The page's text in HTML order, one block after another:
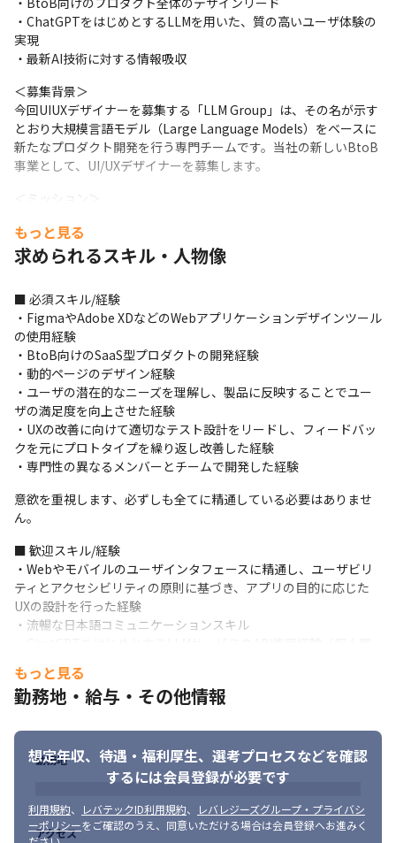
・ChatGPTをはじめとするLLMを用いた、質の高いユーザ体験の
実現
・最新AI技術に対する情報吸収
＜募集背景＞
今回UIUXデザイナーを募集する「LLM Group」は、その名が示す
とおり大規模言語モデル（Large Language Models）をベースに
新たなプロダクト開発を行う専門チームです。当社の新しいBtoB
事業として、UI/UXデザイナーを募集します。
＜ミッション＞
い進化を遂げ、海外のIT企業を中心にビジネスアイデアが実現さ
れています。しかしながら、技術革新の速さもさることながら、
手探りの状態が続いています。国内の多くのエンタープライズ企
業における生成AI技術の活用は限定的な状況です。
HEROZはAI企業として常に新たな技術を習得、研鑽し、また粘り
強くお客様のビジネスに向き合い、新たな価値創造にこだわって
いる会社です。『将棋ウォーズ』のゲームアプリ開発を皮切り
に、ゲームやエンターテインメント、金融、建設といったBtoB領
域において、国内の主要産業をターゲットにAI実装プロジェクト
を成功に導くことがミッションです。
それぞれの強みを活かした業務をお任せします。
もっと見る
求められるスキル・人物像
■ 必須スキル/経験
・FigmaやAdobe XDなどのWebアプリケーションデザインツール
の使用経験
・BtoB向けのSaaS型プロダクトの開発経験
・動的ページのデザイン経験
・ユーザの潜在的なニーズを理解し、製品に反映することでユー
ザの満足度を向上させた経験
・UXの改善に向けて適切なテスト設計をリードし、フィードバッ
クを元にプロトタイプを繰り返し改善した経験
・専門性の異なるメンバーとチームで開発した経験
意欲を重視します、必ずしも全てに精通している必要はありませ
ん。
■ 歓迎スキル/経験
・Webやモバイルのユーザインタフェースに精通し、ユーザビリ
ティとアクセシビリティの原則に基づき、アプリの目的に応じた
UXの設計を行った経験
・流暢な日本語コミュニケーションスキル
・InVisionやMarvelなどのプロトタイピングツールの使用経験
・新しいこと、未知の事象を貪欲に学ぶことができる方
・失敗を恐れずチャレンジすることができる方
・失敗から学び、クイックに次に活かそうとする方
・積極的にユーザーと対話し、インサイトを抽出しようとする行
動力がある方
・LLMをはじめとする最新AI技術に対する強い好奇心がある方
もっと見る
勤務地・給与・その他情報
想定年収、待遇・福利厚生、 選考プロセスなどを確認
するには会員登録が必要です
利用規約、 レバテックID利用規約、
レバレジーズグループ・プライバシ
ーポリシーをご確認のうえ、同意いただける場合は会員登録へお進みく
勤務地
アクセス